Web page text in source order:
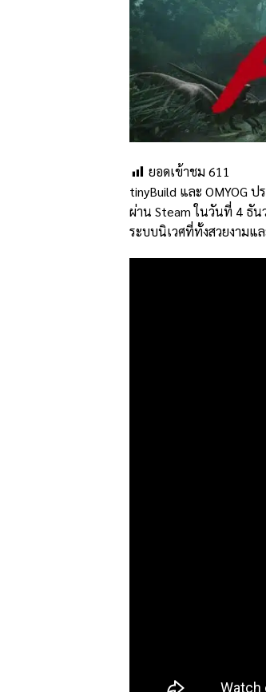
ยอดเข้าชม 611
tinyBuild และ OMYOG
ผ่าน Steam ในวันที่ 4 ธัน
ระบบนิเวศที่ทั้งสวยงามแ